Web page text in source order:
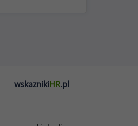
wskaznikiHR.pl